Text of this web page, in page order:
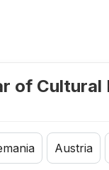
of
Austria